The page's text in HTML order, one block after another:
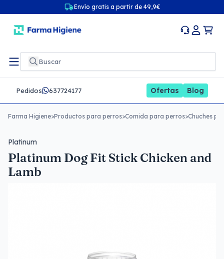
Envío gratis a partir de 49,9€
Pedidos 637724177 Ofertas Blog
Farma Higiene>Productos para perros>Comida para perros>Chuches
Platinum
Platinum Dog Fit Stick Chicken and
Lamb